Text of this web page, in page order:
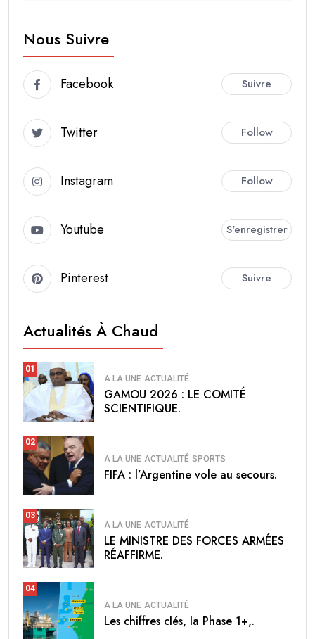
Nous Suivre
Facebook Suivre
Twitter Follow
Instagram Follow
Youtube S'enregistrer
Pinterest Suivre
Actualités À Chaud
01
A LA UNE ACTUALITÉ
GAMOU 2026 : LE COMITÉ
SCIENTIFIQUE.
02
A LA UNE ACTUALITÉ SPORTS
FIFA : l’Argentine vole au secours.
03
A LA UNE ACTUALITÉ
LE MINISTRE DES FORCES ARMÉES
RÉAFFIRME.
04
A LA UNE ACTUALITÉ
Les chiffres clés, la Phase 1+,.